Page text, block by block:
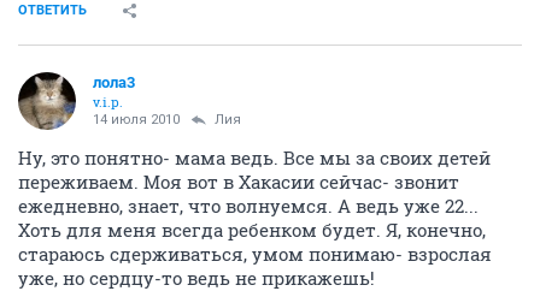
ОТВЕТИТЬ
лола3
v.i.p.
14 июля 2010 Лия
Ну, это понятно- мама ведь. Все мы за своих детей
переживаем. Моя вот в Хакасии сейчас- звонит
ежедневно, знает, что волнуемся. А ведь уже 22...
Хоть для меня всегда ребенком будет. Я, конечно,
стараюсь сдерживаться, умом понимаю- взрослая
уже, но сердцу-то ведь не прикажешь!